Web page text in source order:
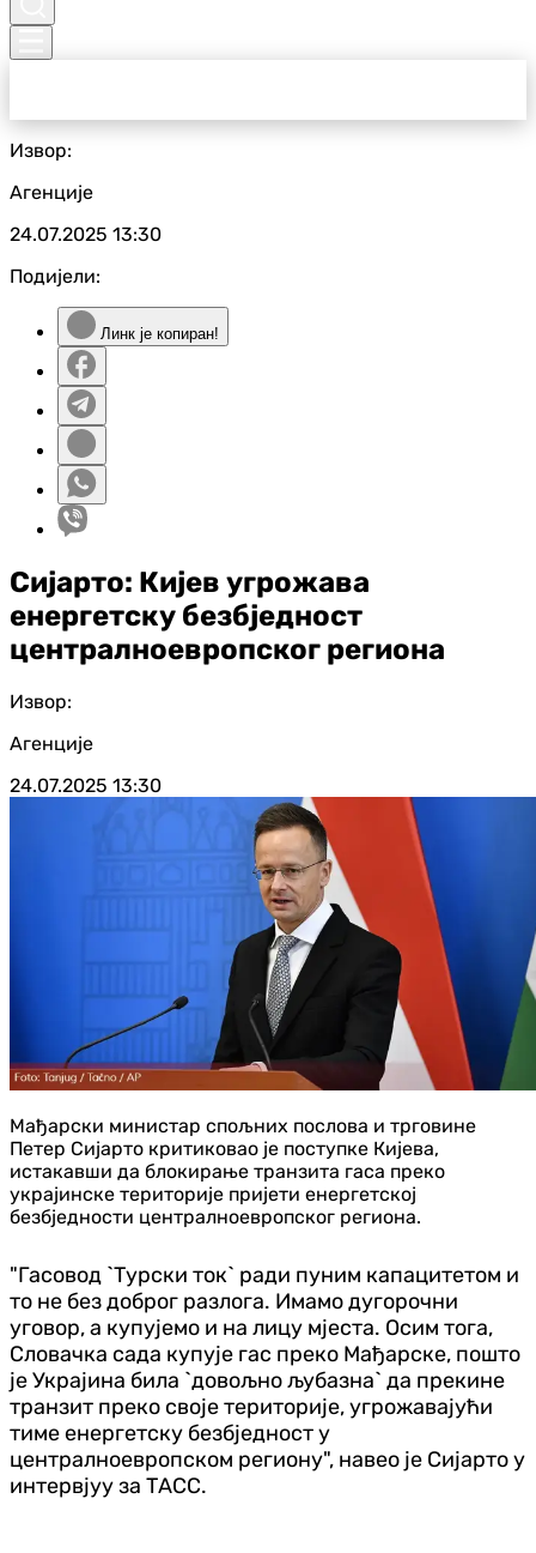
Извор:
Агенције
24.07.2025 13:30
Подијели:
Линк је копиран!
Сијарто: Кијев угрожава
енергетску безбједност
централноевропског региона
Извор:
Агенције
24.07.2025 13:30
Мађарски министар спољних послова и трговине
Петер Сијарто критиковао је поступке Кијева,
истакавши да блокирање транзита гаса преко
украјинске територије пријети енергетској
безбједности централноевропског региона.
"Гасовод `Турски ток` ради пуним капацитетом и
то не без доброг разлога. Имамо дугорочни
уговор, а купујемо и на лицу мјеста. Осим тога,
Словачка сада купује гас преко Мађарске, пошто
је Украјина била `довољно љубазна` да прекине
транзит преко своје територије, угрожавајући
тиме енергетску безбједност у
централноевропском региону", навео је Сијарто у
интервјуу за ТАСС.